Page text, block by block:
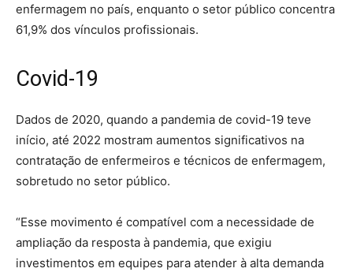
enfermagem no país, enquanto o setor público concentra
61,9% dos vínculos profissionais.
Covid-19
Dados de 2020, quando a pandemia de covid-19 teve
início, até 2022 mostram aumentos significativos na
contratação de enfermeiros e técnicos de enfermagem,
sobretudo no setor público.
“Esse movimento é compatível com a necessidade de
ampliação da resposta à pandemia, que exigiu
investimentos em equipes para atender à alta demanda